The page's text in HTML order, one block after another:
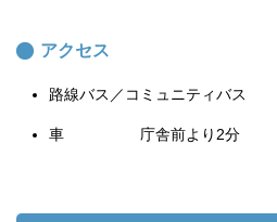
アクセス
路線バス／コミュニティバス
車 庁舎前より2分